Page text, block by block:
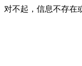
对不起，信息不存在或